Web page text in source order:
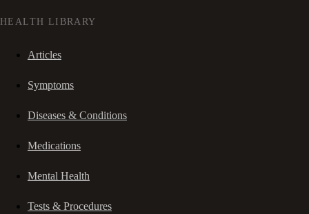
HEALTH LIBRARY
Articles
Symptoms
Diseases & Conditions
Medications
Mental Health
Tests & Procedures